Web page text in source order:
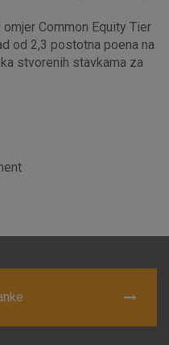
Common Equity Tier
od 2,3 postotna poena na
stvorenih stavkama za